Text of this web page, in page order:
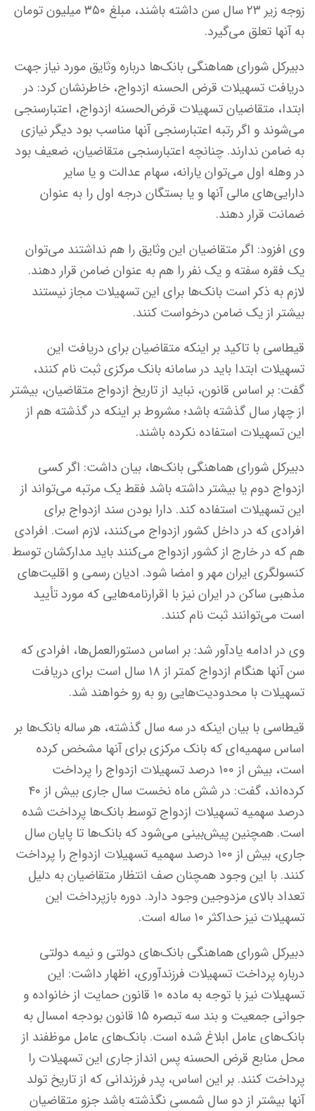
زوجه زیر ۲۳ سال سن داشته باشند، مبلغ ۳۵۰ میلیون تومان
به آنها تعلق می‌گیرد.
دبیرکل شورای هماهنگی بانک‌ها درباره وثایق مورد نیاز جهت
دریافت تسهیلات قرض الحسنه ازدواج، خاطرنشان کرد: در
ابتدا، متقاضیان تسهیلات قرض‌الحسنه ازدواج، اعتبارسنجی
می‌شوند و اگر رتبه اعتبارسنجی آنها مناسب بود دیگر نیازی
به ضامن ندارند. چنانچه اعتبارسنجی متقاضیان، ضعیف بود
در وهله اول می‌توان یارانه، سهام عدالت و یا سایر
دارایی‌های مالی آنها و یا بستگان درجه اول را به عنوان
ضمانت قرار دهند.
وی افزود: اگر متقاضیان این وثایق را هم نداشتند می‌توان
یک فقره سفته و یک نفر را هم به عنوان ضامن قرار دهند.
لازم به ذکر است بانک‌ها برای این تسهیلات مجاز نیستند
بیشتر از یک ضامن درخواست کنند.
قیطاسی با تاکید بر اینکه متقاضیان برای دریافت این
تسهیلات ابتدا باید در سامانه بانک مرکزی ثبت نام کنند،
گفت: بر اساس قانون، نباید از تاریخ ازدواج متقاضیان، بیشتر
از چهار سال گذشته باشد؛ مشروط بر اینکه در گذشته هم از
این تسهیلات استفاده نکرده باشند.
دبیرکل شورای هماهنگی بانک‌ها، بیان داشت: اگر کسی
ازدواج دوم یا بیشتر داشته باشد فقط یک مرتبه می‌تواند از
این تسهیلات استفاده کند. دارا بودن سند ازدواج برای
افرادی که در داخل کشور ازدواج می‌کنند، لازم است. افرادی
هم که در خارج از کشور ازدواج می‌کنند باید مدارکشان توسط
کنسولگری ایران مهر و امضا شود. ادیان رسمی و اقلیت‌های
مذهبی ساکن در ایران نیز با اقرارنامه‌هایی که مورد تأیید
است می‌توانند ثبت نام کنند.
وی در ادامه یادآور شد: بر اساس دستورالعمل‌ها، افرادی که
سن آنها هنگام ازدواج کمتر از ۱۸ سال است برای دریافت
تسهیلات با محدودیت‌هایی رو به رو خواهند شد.
قیطاسی با بیان اینکه در سه سال گذشته، هر ساله بانک‌ها بر
اساس سهمیه‌ای که بانک مرکزی برای آنها مشخص کرده
است، بیش از ۱۰۰ درصد تسهیلات ازدواج را پرداخت
کرده‌اند، گفت: در شش ماه نخست سال جاری بیش از ۴۰
درصد سهمیه تسهیلات ازدواج توسط بانک‌ها پرداخت شده
است. همچنین پیش‌بینی می‌شود که بانک‌ها تا پایان سال
جاری، بیش از ۱۰۰ درصد سهمیه تسهیلات ازدواج را پرداخت
کنند. با این وجود همچنان صف انتظار متقاضیان به دلیل
تعداد بالای مزدوجین وجود دارد. دوره بازپرداخت این
تسهیلات نیز حداکثر ۱۰ ساله است.
دبیرکل شورای هماهنگی بانک‌های دولتی و نیمه دولتی
درباره پرداخت تسهیلات فرزندآوری، اظهار داشت: این
تسهیلات نیز با توجه به ماده ۱۰ قانون حمایت از خانواده و
جوانی جمعیت و بند سه تبصره ۱۵ قانون بودجه امسال به
بانک‌های عامل ابلاغ شده است. بانک‌های عامل موظفند از
محل منابع قرض الحسنه پس انداز جاری این تسهیلات را
پرداخت کنند. بر این اساس، پدر فرزندانی که از تاریخ تولد
آنها بیشتر از دو سال شمسی نگذشته باشد جزو متقاضیان